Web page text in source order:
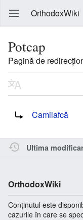
OrthodoxWiki
Potcap
Pagină de
Camilafcă
Ultima
OrthodoxWiki
Conținutul este
cazurile în care se